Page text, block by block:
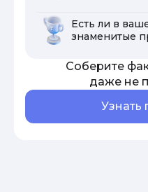
Есть ли в
знаменитые
Соберите
даже не
Узнать